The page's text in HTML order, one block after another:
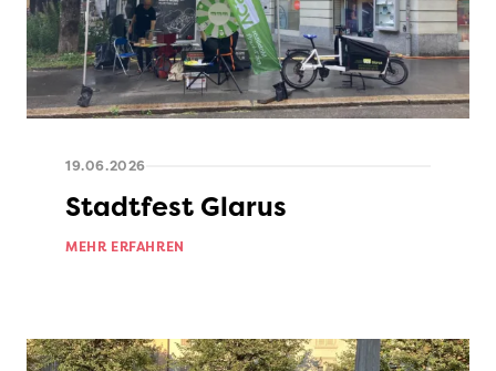
19.06.2026
Stadtfest Glarus
MEHR ERFAHREN